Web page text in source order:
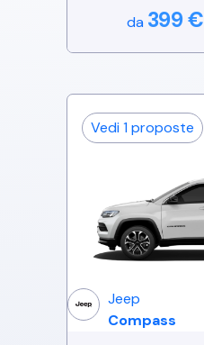
da 399€
Vedi 1 proposte
Jeep
Compass